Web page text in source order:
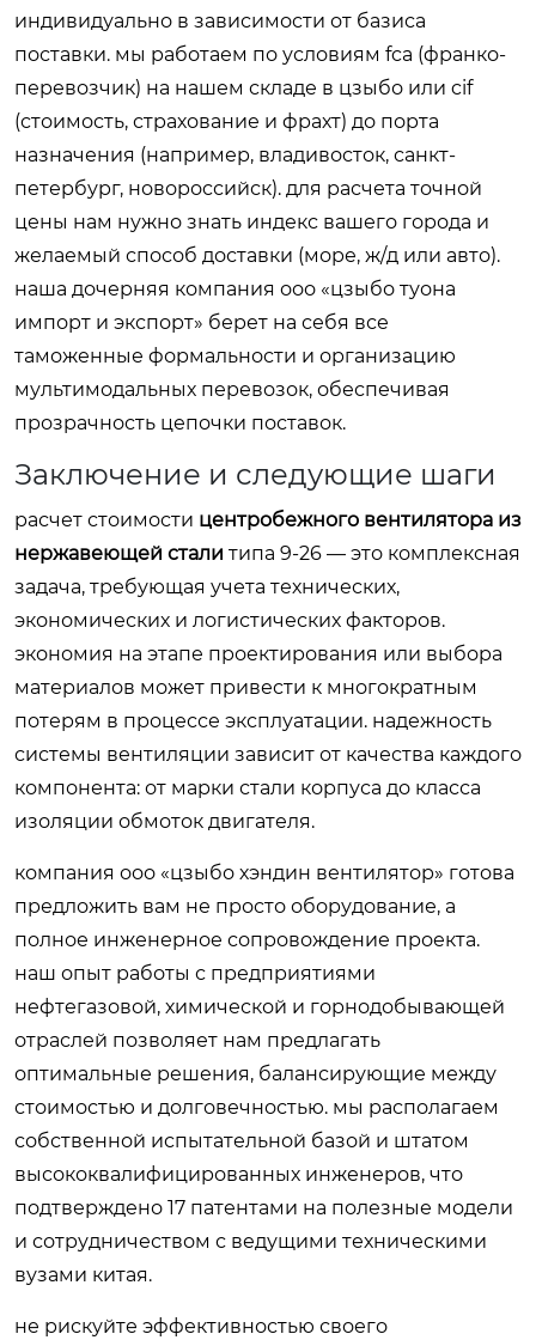
индивидуально в зависимости от базиса
поставки. мы работаем по условиям fca (франко-
перевозчик) на нашем складе в цзыбо или cif
(стоимость, страхование и фрахт) до порта
назначения (например, владивосток, санкт-
петербург, новороссийск). для расчета точной
цены нам нужно знать индекс вашего города и
желаемый способ доставки (море, ж/д или авто).
наша дочерняя компания ооо «цзыбо туона
импорт и экспорт» берет на себя все
таможенные формальности и организацию
мультимодальных перевозок, обеспечивая
прозрачность цепочки поставок.
Заключение и следующие шаги
расчет стоимости центробежного вентилятора из
нержавеющей стали типа 9-26 — это комплексная
задача, требующая учета технических,
экономических и логистических факторов.
экономия на этапе проектирования или выбора
материалов может привести к многократным
потерям в процессе эксплуатации. надежность
системы вентиляции зависит от качества каждого
компонента: от марки стали корпуса до класса
изоляции обмоток двигателя.
компания ооо «цзыбо хэндин вентилятор» готова
предложить вам не просто оборудование, а
полное инженерное сопровождение проекта.
наш опыт работы с предприятиями
нефтегазовой, химической и горнодобывающей
отраслей позволяет нам предлагать
оптимальные решения, балансирующие между
стоимостью и долговечностью. мы располагаем
собственной испытательной базой и штатом
высококвалифицированных инженеров, что
подтверждено 17 патентами на полезные модели
и сотрудничеством с ведущими техническими
вузами китая.
не рискуйте эффективностью своего